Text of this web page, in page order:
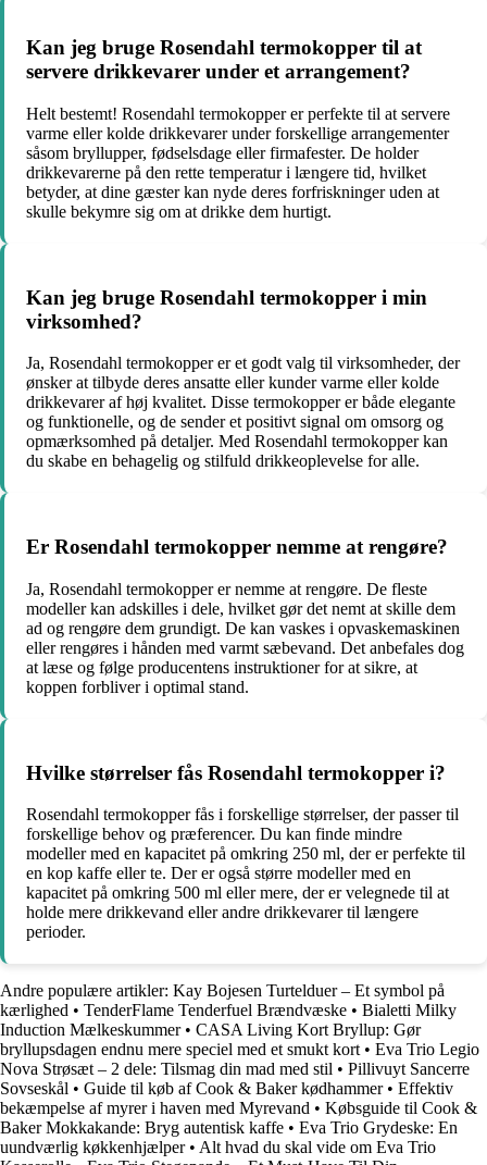
Kan jeg bruge Rosendahl termokopper til at
servere drikkevarer under et arrangement?
Helt bestemt! Rosendahl termokopper er perfekte til at servere
varme eller kolde drikkevarer under forskellige arrangementer
såsom bryllupper, fødselsdage eller firmafester. De holder
drikkevarerne på den rette temperatur i længere tid, hvilket
betyder, at dine gæster kan nyde deres forfriskninger uden at
skulle bekymre sig om at drikke dem hurtigt.
Kan jeg bruge Rosendahl termokopper i min
virksomhed?
Ja, Rosendahl termokopper er et godt valg til virksomheder, der
ønsker at tilbyde deres ansatte eller kunder varme eller kolde
drikkevarer af høj kvalitet. Disse termokopper er både elegante
og funktionelle, og de sender et positivt signal om omsorg og
opmærksomhed på detaljer. Med Rosendahl termokopper kan
du skabe en behagelig og stilfuld drikkeoplevelse for alle.
Er Rosendahl termokopper nemme at rengøre?
Ja, Rosendahl termokopper er nemme at rengøre. De fleste
modeller kan adskilles i dele, hvilket gør det nemt at skille dem
ad og rengøre dem grundigt. De kan vaskes i opvaskemaskinen
eller rengøres i hånden med varmt sæbevand. Det anbefales dog
at læse og følge producentens instruktioner for at sikre, at
koppen forbliver i optimal stand.
Hvilke størrelser fås Rosendahl termokopper i?
Rosendahl termokopper fås i forskellige størrelser, der passer til
forskellige behov og præferencer. Du kan finde mindre
modeller med en kapacitet på omkring 250 ml, der er perfekte til
en kop kaffe eller te. Der er også større modeller med en
kapacitet på omkring 500 ml eller mere, der er velegnede til at
holde mere drikkevand eller andre drikkevarer til længere
perioder.
Andre populære artikler: Kay Bojesen Turtelduer – Et symbol på
kærlighed • TenderFlame Tenderfuel Brændvæske • Bialetti Milky
Induction Mælkeskummer• CASA Living Kort Bryllup: Gør
bryllupsdagen endnu mere speciel med et smukt kort • Eva Trio Legio
Nova Strøsæt – 2 dele: Tilsmag din mad med stil • Pillivuyt Sancerre
Sovseskål • Guide til køb af Cook & Baker kødhammer• Effektiv
bekæmpelse af myrer i haven med Myrevand • Købsguide til Cook &
Baker Mokkakande: Bryg autentisk kaffe • Eva Trio Grydeske: En
uundværlig køkkenhjælper• Alt hvad du skal vide om Eva Trio